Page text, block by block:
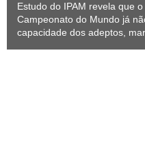
Estudo do IPAM revela que
Campeonato do Mundo já
capacidade dos adeptos,